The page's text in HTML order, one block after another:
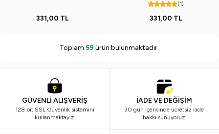
331,00 TL
(1)
331,00 TL
Toplam 59 ürün bulunmaktadır.
GÜVENLİ ALIŞVERİŞ
128 bit SSL Güvenlik sistemini
kullanmaktayız
İADE VE DEĞİŞİM
30 gün içerisinde ücretsiz iade
hakkı sunuyoruz